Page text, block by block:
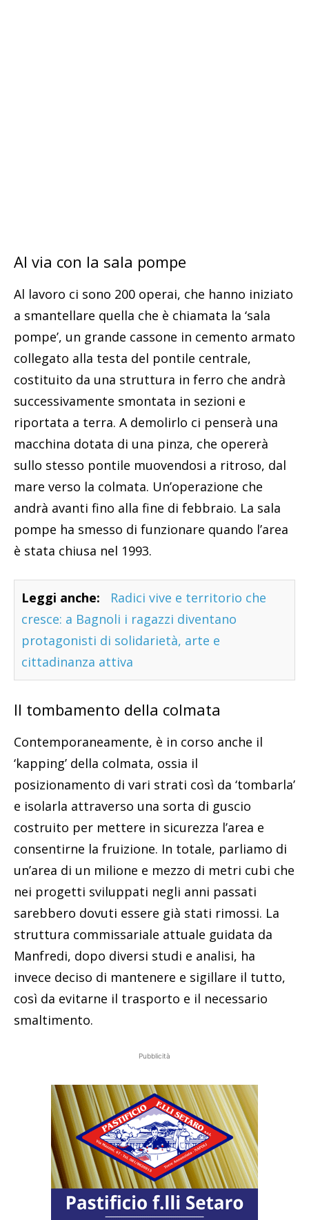
Al via con la sala pompe
Al lavoro ci sono 200 operai, che hanno iniziato
a smantellare quella che è chiamata la ‘sala
pompe’, un grande cassone in cemento armato
collegato alla testa del pontile centrale,
costituito da una struttura in ferro che andrà
successivamente smontata in sezioni e
riportata a terra. A demolirlo ci penserà una
macchina dotata di una pinza, che opererà
sullo stesso pontile muovendosi a ritroso, dal
mare verso la colmata. Un’operazione che
andrà avanti fino alla fine di febbraio. La sala
pompe ha smesso di funzionare quando l’area
è stata chiusa nel 1993.
Leggi anche:
Radici vive e territorio che
cresce: a Bagnoli i ragazzi diventano
protagonisti di solidarietà, arte e
cittadinanza attiva
Il tombamento della colmata
Contemporaneamente, è in corso anche il
‘kapping’ della colmata, ossia il
posizionamento di vari strati così da ‘tombarla’
e isolarla attraverso una sorta di guscio
costruito per mettere in sicurezza l’area e
consentirne la fruizione. In totale, parliamo di
un’area di un milione e mezzo di metri cubi che
nei progetti sviluppati negli anni passati
sarebbero dovuti essere già stati rimossi. La
struttura commissariale attuale guidata da
Manfredi, dopo diversi studi e analisi, ha
invece deciso di mantenere e sigillare il tutto,
così da evitarne il trasporto e il necessario
smaltimento.
Pubblicità